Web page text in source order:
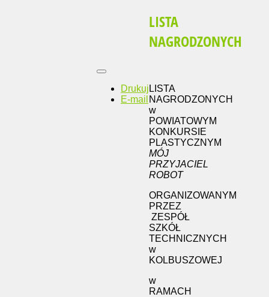
LISTA
NAGRODZONYCH
Drukuj
E-mail
LISTA
NAGRODZONYCH
w
POWIATOWYM
KONKURSIE
PLASTYCZNYM
MÓJ
PRZYJACIEL
ROBOT
ORGANIZOWANYM
PRZEZ
ZESPÓŁ
SZKÓŁ
TECHNICZNYCH
w
KOLBUSZOWEJ
w
RAMACH